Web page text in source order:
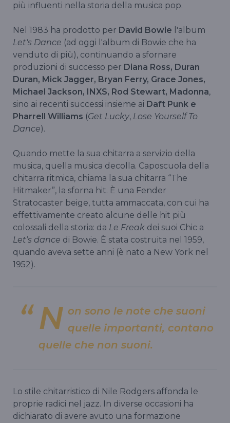
più influenti nella storia della musica pop.
Nel 1983 ha prodotto per David Bowie l'album
Let's Dance (ad oggi l'album di Bowie che ha
venduto di più), continuando a sfornare
produzioni di successo per Diana Ross, Duran
Duran, Mick Jagger, Bryan Ferry, Grace Jones,
Michael Jackson, INXS, Rod Stewart, Madonna,
sino ai recenti successi insieme ai Daft Punk e
Pharrell Williams (Get Lucky, Lose Yourself To
Dance).
Quando mette la sua chitarra a servizio della
musica, quella musica decolla. Caposcuola della
chitarra ritmica, chiama la sua chitarra “The
Hitmaker”, la sforna hit. È una Fender
Stratocaster beige, tutta ammaccata, con cui ha
effettivamente creato alcune delle hit più
colossali della storia: da Le Freak dei suoi Chic a
Let’s dance di Bowie. È stata costruita nel 1959,
quando aveva sette anni (è nato a New York nel
1952).
N on sono le note che suoni
quelle importanti, contano
quelle che non suoni.
Lo stile chitarristico di Nile Rodgers affonda le
proprie radici nel jazz. In diverse occasioni ha
dichiarato di avere avuto una formazione